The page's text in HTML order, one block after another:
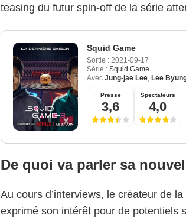
teasing du futur spin-off de la série
Squid Game
Sortie : 2021-09-17
Série : Squid Game
Avec Jung-jae Lee, Lee
Presse
3,6
Spectateurs
4,0
De quoi va parler sa
Au cours d’interviews, le créateur de la
exprimé son intérêt pour de potentiels